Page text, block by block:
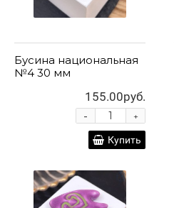
Бусина национальная
№4 30 мм
155.00руб.
+
-
Купить